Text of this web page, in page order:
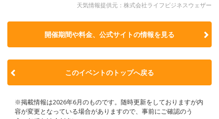
天気情報提供元：株式会社ライフビジネスウェザー
開催期間や料金、公式サイトの情報を見る
このイベントのトップへ戻る
※掲載情報は2026年6月のものです。随時更新をしておりますが内
容が変更となっている場合がありますので、事前にご確認のう